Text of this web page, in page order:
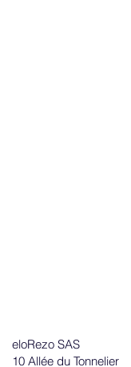
eloRezo SAS
10 Allée du Tonnelier